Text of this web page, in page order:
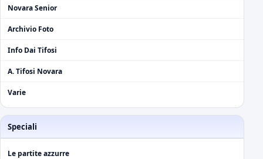
Novara Senior
Archivio Foto
Info Dai Tifosi
A. Tifosi Novara
Varie
Speciali
Le partite azzurre